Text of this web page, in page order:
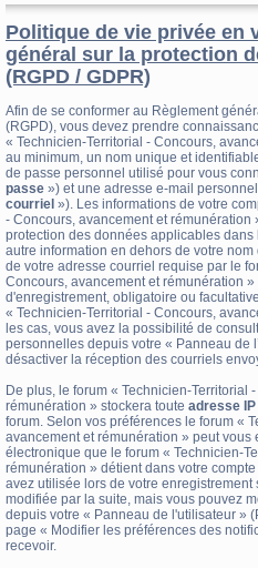
Politique de vie privée en
général sur la protection
(RGPD / GDPR)
Afin de se conformer au Règlement
(RGPD), vous devez prendre
« Technicien-Territorial - Concours,
au minimum, un nom unique et
de passe personnel utilisé pour vous
passe ») et une adresse e-mail
courriel »). Les informations de votre
- Concours, avancement et rémunération
protection des données applicables dans
autre information en dehors de votre
de votre adresse courriel requise par le
Concours, avancement et rémunération
d'enregistrement, obligatoire ou
« Technicien-Territorial - Concours,
les cas, vous avez la possibilité de
personnelles depuis votre « Panneau de
désactiver la réception des courriels
De plus, le forum « Technicien-Territorial
rémunération » stockera toute adresse IP
forum. Selon vos préférences le forum «
avancement et rémunération » peut
électronique que le forum « Technicien-
rémunération » détient dans votre
avez utilisée lors de votre
modifiée par la suite, mais vous pouvez
depuis votre « Panneau de l'utilisateur »
page « Modifier les préférences des
recevoir.